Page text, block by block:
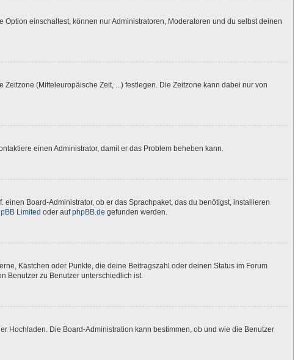
einschaltest, können nur Administratoren, Moderatoren und du selbst deinen
(Mitteleuropäische Zeit, ...) festlegen. Die Zeitzone kann dabei nur von
einen Administrator, damit er das Problem beheben kann.
Board-Administrator, ob er das Sprachpaket, das du benötigst, installieren
Limited oder aufphpBB.de gefunden werden.
Kästchen oder Punkte, die deine Beitragszahl oder deinen Status im Forum
Benutzer zu Benutzer unterschiedlich ist.
Hochladen. Die Board-Administration kann bestimmen, ob und wie die Benutzer